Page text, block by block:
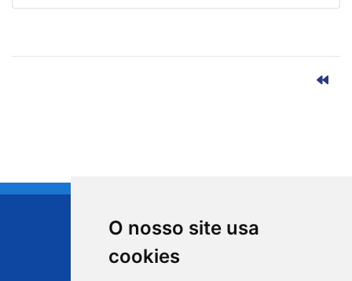
O nosso site usa
cookiesCIDADE DE
Carapicuíba